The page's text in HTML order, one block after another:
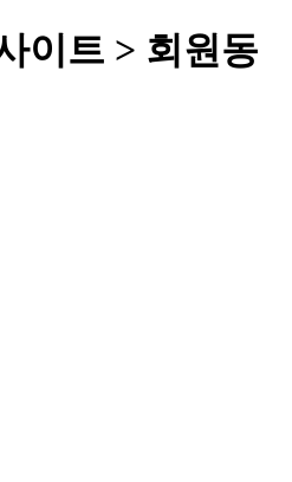
이트 > 회원동